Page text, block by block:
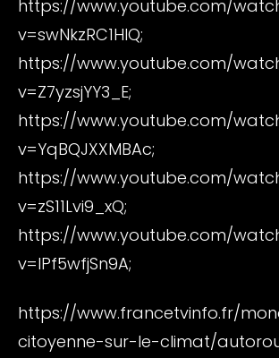
https://www.youtube.com/
v=swNkzRC1HIQ;
https://www.youtube.com/
v=Z7yzsjYY3_E;
https://www.youtube.com/
v=YqBQJXXMBAc;
https://www.youtube.com/
v=zS11Lvi9_xQ;
https://www.youtube.com/
v=IPf5wfjSn9A;
https://www.francetvinfo.fr/
citoyenne-sur-le-climat/